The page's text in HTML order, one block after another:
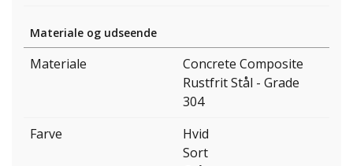
Materiale og udseende
Materiale
Concrete Composite
Rustfrit Stål - Grade
304
Farve
Hvid
Sort